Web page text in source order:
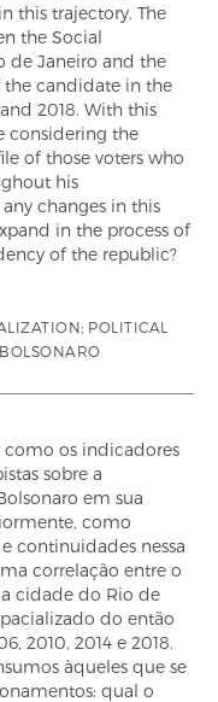
this trajectory. The
the Social
de Janeiro and the
candidate in the
2018. With this
considering the
of those voters who
his
changes in this
in the process of
of the republic?
POLITICAL
os indicadores
sobre a
em sua
como
continuidades nessa
correlação entre o
cidade do Rio de
do então
2010, 2014 e 2018.
àqueles que se
qual o